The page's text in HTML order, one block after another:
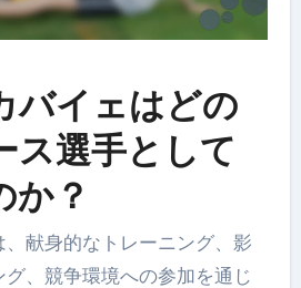
バイェはどの
ス選手として
か？
献身的なトレーニング、影
、競争環境への参加を通じ